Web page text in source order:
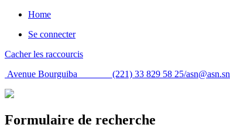
Home
Se connecter
Cacher les raccourcis
Avenue Bourguiba (221) 33 829 58 25/asn@asn.sn
Formulaire de recherche